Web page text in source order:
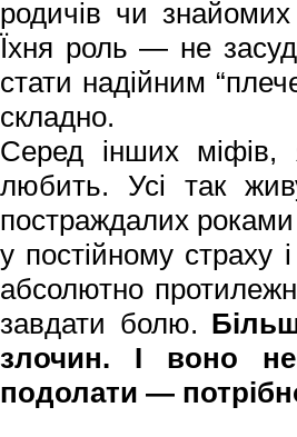
родичів чи
Їхня роль — не
стати надійним
складно.
Серед інших міфів,
любить. Усі так
постраждалих
у постійному
абсолютно
завдати болю.
злочин. І воно
подолати —